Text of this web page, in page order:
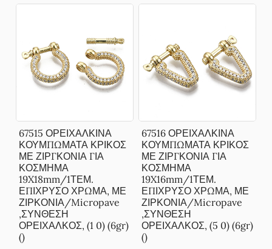
67515 ΟΡΕΙΧΑΛΚΙΝΑ
ΚΟΥΜΠΩΜΑΤΑ ΚΡΙΚΟΣ
ΜΕ ΖΙΡΓΚΟΝΙΑ ΓΙΑ
ΚΟΣΜΗΜΑ
19X18mm/1ΤΕΜ.
ΕΠΙΧΡΥΣΟ ΧΡΩΜΑ, ΜΕ
ΖΙΡΚΟΝΙΑ/Micropave
,ΣΥΝΘΕΣΗ
ΟΡΕΙΧΑΛΚΟΣ, (1 0) (6gr)
()
67516 ΟΡΕΙΧΑΛΚΙΝΑ
ΚΟΥΜΠΩΜΑΤΑ ΚΡΙΚΟΣ
ΜΕ ΖΙΡΓΚΟΝΙΑ ΓΙΑ
ΚΟΣΜΗΜΑ
19X16mm/1ΤΕΜ.
ΕΠΙΧΡΥΣΟ ΧΡΩΜΑ, ΜΕ
ΖΙΡΚΟΝΙΑ/Micropave
,ΣΥΝΘΕΣΗ
ΟΡΕΙΧΑΛΚΟΣ, (5 0) (6gr)
()